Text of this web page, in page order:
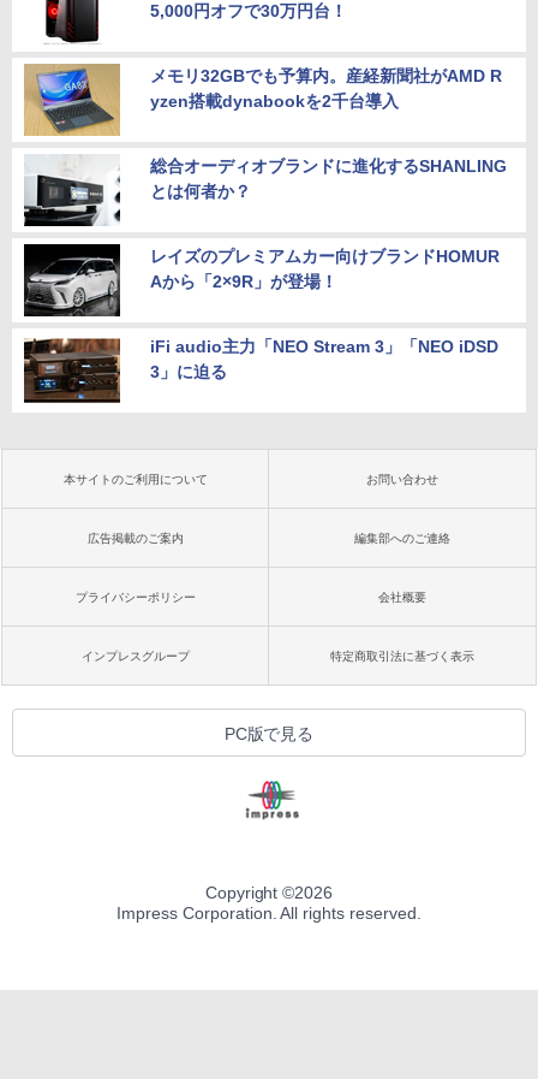
5,000円オフで30万円台！
メモリ32GBでも予算内。産経新聞社がAMD R
yzen搭載dynabookを2千台導入
総合オーディオブランドに進化するSHANLING
とは何者か？
レイズのプレミアムカー向けブランドHOMUR
Aから「2×9R」が登場！
iFi audio主力「NEO Stream 3」「NEO iDSD
3」に迫る
本サイトのご利用について お問い合わせ
広告掲載のご案内 編集部へのご連絡
プライバシーポリシー 会社概要
インプレスグループ 特定商取引法に基づく表示
PC版で見る
Copyright ©2026
Impress Corporation. All rights reserved.